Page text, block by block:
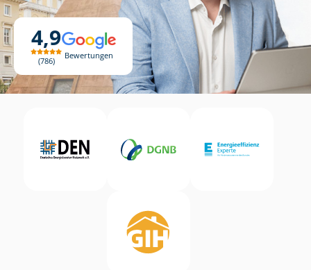
4,9
786
Bewertungen